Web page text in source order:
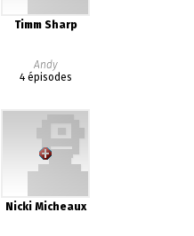
Timm Sharp
Andy
4 épisodes
Nicki Micheaux